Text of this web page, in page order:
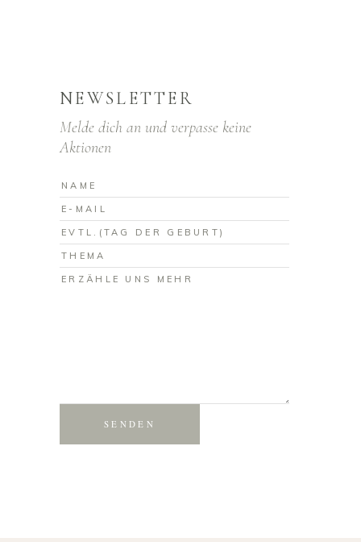
NEWSLETTER
Melde dich an und verpasse keine
Aktionen
SENDEN